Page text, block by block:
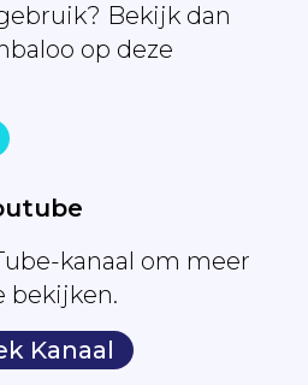
Bekijk dan
op deze
kanaal om meer
bekijken.
Kanaal